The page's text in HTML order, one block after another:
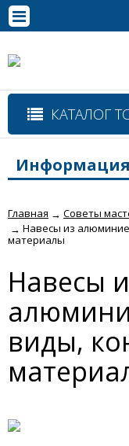
КАТАЛОГ
Главная → Советы
→ Навесы из
материалы
Навесы
виды,
Информация